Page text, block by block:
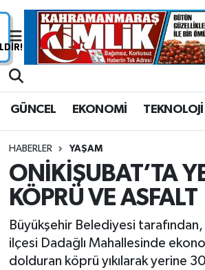
GÜNCEL EKONOMİ TEKNOLOJİ
HABERLER YAŞAM
ONİKİŞUBAT’TA
KÖPRÜ VE ASFALT
Büyükşehir Belediyesi
ilçesi Dadağlı Mahallesinde
dolduran köprü yıkılarak yerine
Nöbetçi Eczaneler
Trafik Durumu
Süper Lig Puan Durumu ve
Tüm Manşetler
Son Dakika Haberleri